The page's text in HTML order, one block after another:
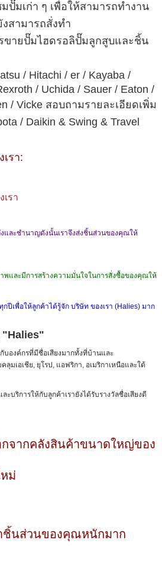
ปั๊มเก่า ๆ เพื่อให้สามารถทำงาน
งสามารถสั่งทำ
ขายปั๊มไฮดรอลิปั๊มลูกสูบและชิ้น
/ Hitachi / er / Kayaba /
/ Uchida / Sauer / Eaton /
/ Vicke สอบถามรายละเอียดเพิ่ม
/ Daikin & Swing & Travel
รา:
รา
และชำนาญดังนั้นเราจึงส่งชิ้นส่วนของคุณให้
และมีการสร้างความมั่นใจในการสั่งซื้อของคุณให้
กปีเพื่อให้ลูกค้าได้รู้จัก บริษัท ของเรา (Halies) มาก
"Halies"
บองค์กรที่มีชื่อเสียงมากทั้งที่บ้านและ
มเอเชีย, ยุโรป, แอฟริกา, อเมริกาเหนือและใต้
ริการให้กับลูกค้าเรายังได้รับรางวัลชื่อเสียงดี
จากคลังสินค้าขนาดใหญ่ของ
ม่
ชิ้นส่วนของคุณหนักมาก